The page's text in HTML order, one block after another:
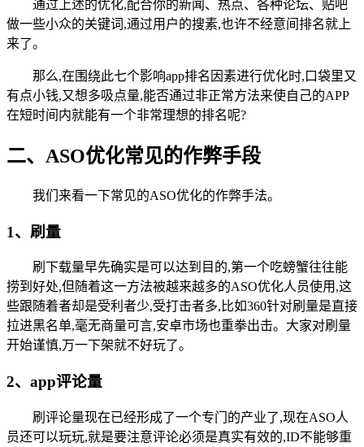
通过上述的优化,配合你的新闻、热点、各种论坛、贴吧
做一些小众的关键词,通过用户的搜素,也许不经意间排名就上
来了。
那么,在围绕此七个影响app排名因素进行优化时,口袋里又
有点小钱,又想多吸点量,能否通过非正常方法来使自己的APP
在短时间内就能有一个非常理想的排名呢?
二、ASO优化常见的作弊手段
我们来看一下常见的ASO优化的作弊手法。
1、刷量
刷下载量早先确实是可以达到目的,第一个吃螃蟹往往能
捞到好处,但随着这一方法被越来越多的ASO优化人员使用,这
些跟随着者却是受利者少,受打击者多,比如360针对刷量是直接
拉进黑名单,毫无商量可言,安卓市场也重拳出击。大家对刷量
开始谨慎,万一下架就不好玩了。
2、app评论量
刷评论量现在已经形成了一个专门的产业了,现在ASO人
员还可以玩玩,就是要注意评论必须是真实有效的,ID不能够重